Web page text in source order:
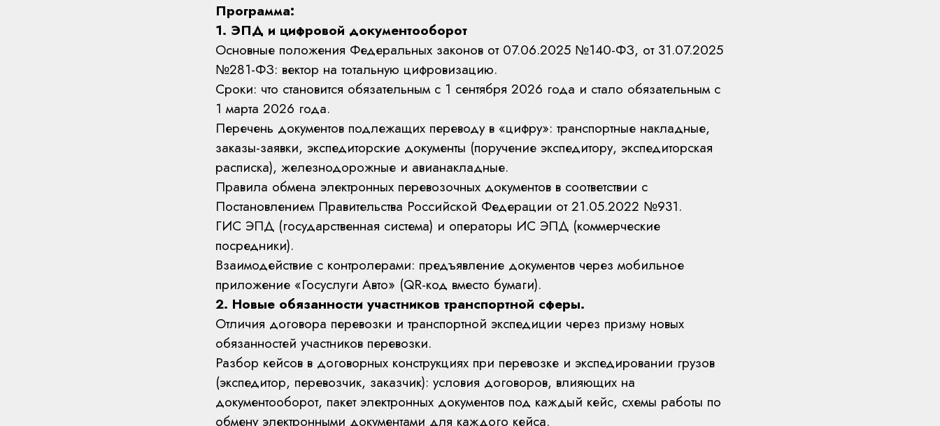
Программа:
1. ЭПД и цифровой документооборот
Основные положения Федеральных законов от 07.06.2025 №140-ФЗ, от 31.07.2025
№281-ФЗ: вектор на тотальную цифровизацию.
Сроки: что становится обязательным с 1 сентября 2026 года и стало обязательным с
1 марта 2026 года.
Перечень документов подлежащих переводу в «цифру»: транспортные накладные,
заказы-заявки, экспедиторские документы (поручение экспедитору, экспедиторская
расписка), железнодорожные и авианакладные.
Правила обмена электронных перевозочных документов в соответствии с
Постановлением Правительства Российской Федерации от 21.05.2022 №931.
ГИС ЭПД (государственная система) и операторы ИС ЭПД (коммерческие
посредники).
Взаимодействие с контролерами: предъявление документов через мобильное
приложение «Госуслуги Авто» (QR-код вместо бумаги).
2. Новые обязанности участников транспортной сферы.
Отличия договора перевозки и транспортной экспедиции через призму новых
обязанностей участников перевозки.
Разбор кейсов в договорных конструкциях при перевозке и экспедировании грузов
(экспедитор, перевозчик, заказчик): условия договоров, влияющих на
документооборот, пакет электронных документов под каждый кейс, схемы работы по
обмену электронными документами для каждого кейса.